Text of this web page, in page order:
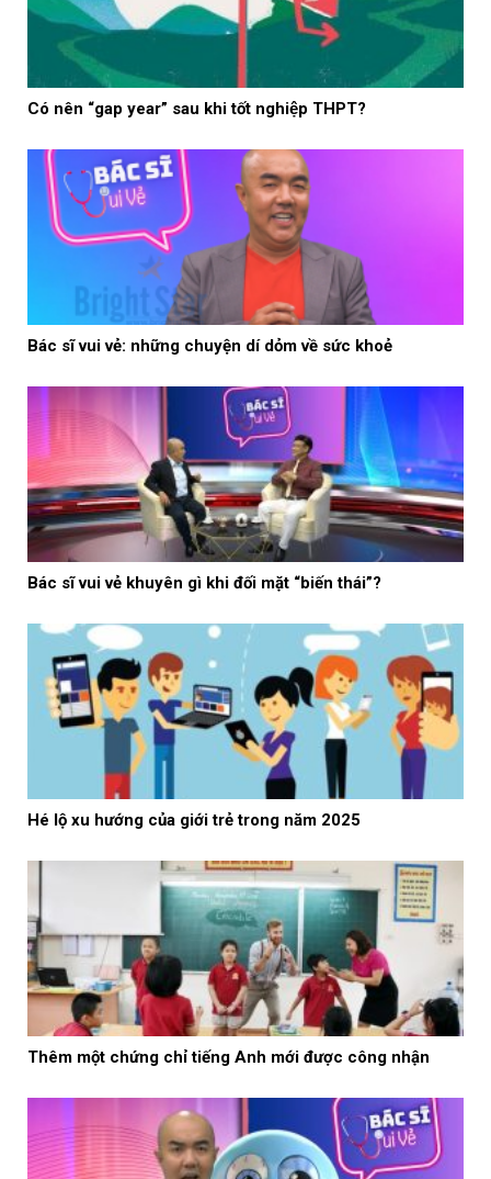
Có nên “gap year” sau khi tốt nghiệp THPT?
Bác sĩ vui vẻ: những chuyện dí dỏm về sức khoẻ
Bác sĩ vui vẻ khuyên gì khi đối mặt “biến thái”?
Hé lộ xu hướng của giới trẻ trong năm 2025
Thêm một chứng chỉ tiếng Anh mới được công nhận